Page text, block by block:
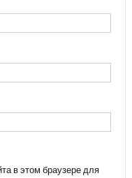
в этом браузере для